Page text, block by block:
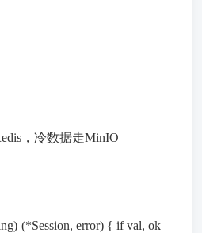
，冷数据走MinIO
(*Session, error) { if val, ok